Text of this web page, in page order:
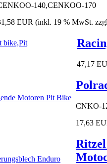
140,CENKOO-170
EUR (inkl. 19 % MwSt.
47,17
CNKO-
17,63